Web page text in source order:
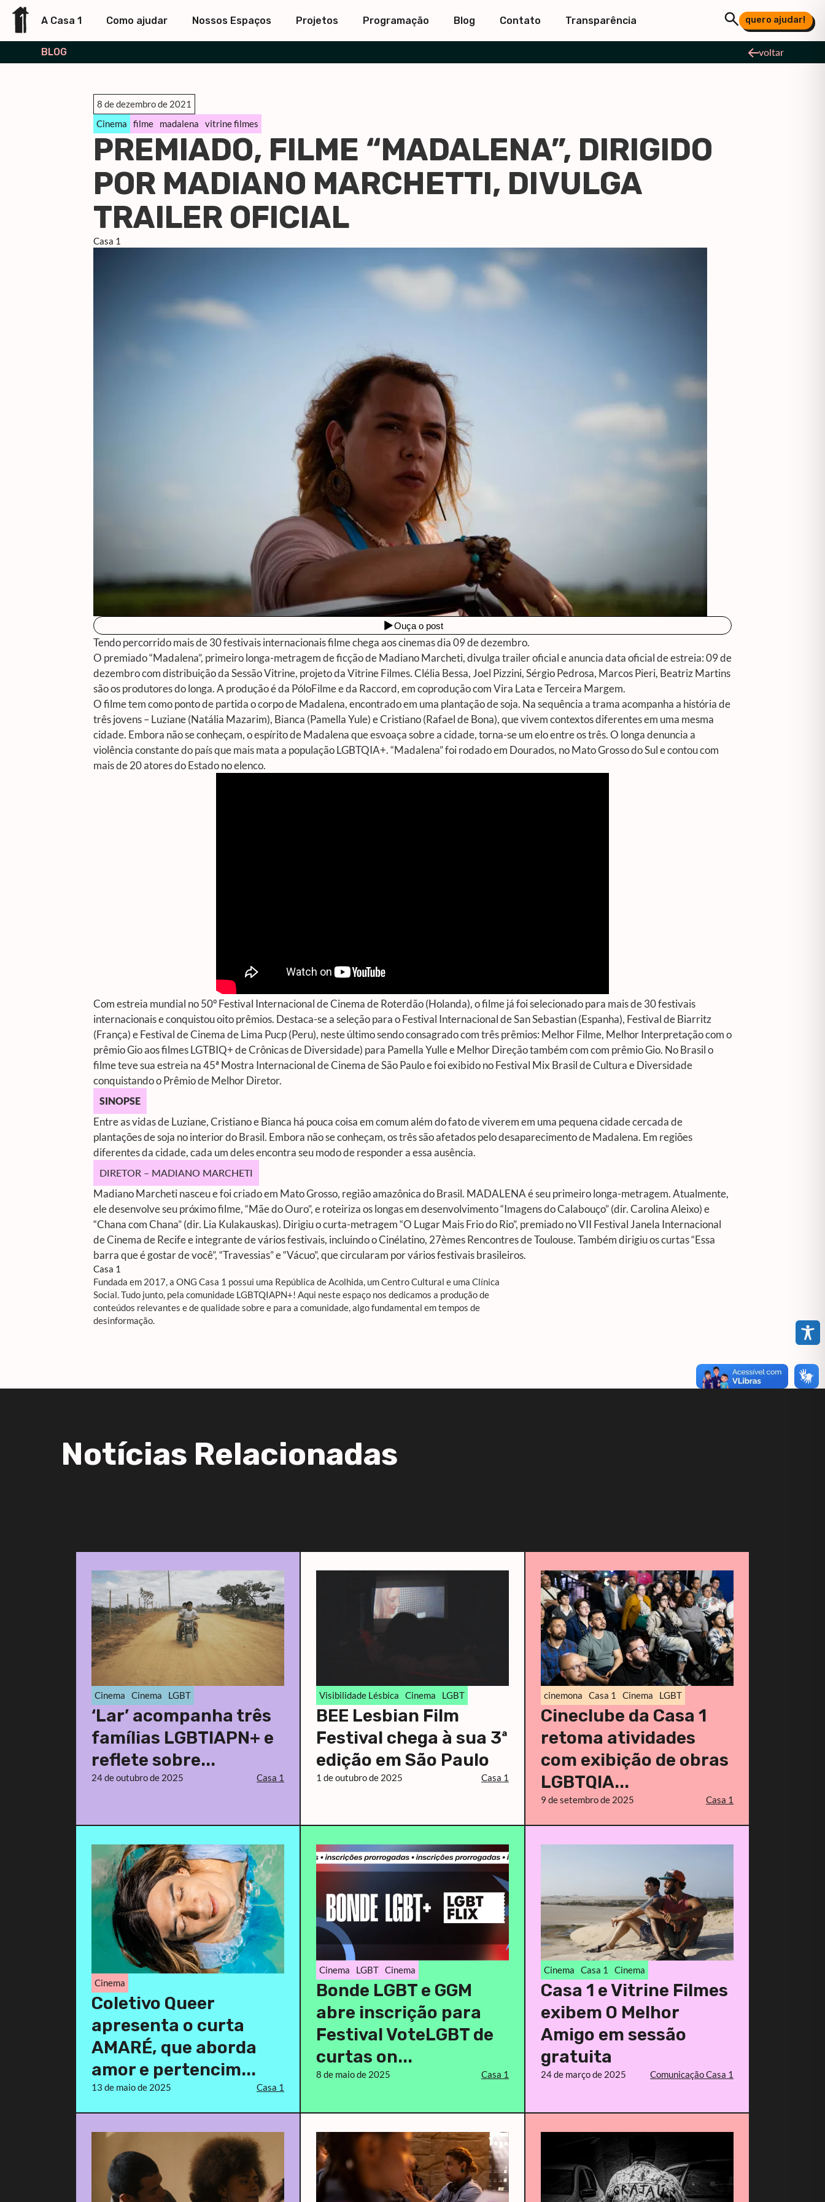
A Casa 1 Como ajudar Nossos Espaços Projetos Programação Blog Contato Transparência quero ajudar!
BLOG voltar
8 de dezembro de 2021
Cinema
filme madalena vitrine filmes
PREMIADO, FILME “MADALENA”, DIRIGIDO
POR MADIANO MARCHETTI, DIVULGA
TRAILER OFICIAL
Casa 1
Tendo percorrido mais de 30 festivais internacionais filme chega aos cinemas dia 09 de dezembro.
O premiado “Madalena”, primeiro longa-metragem de ficção de Madiano Marcheti, divulga trailer oficial e anuncia data oficial de estreia: 09 de
dezembro com distribuição da Sessão Vitrine, projeto da Vitrine Filmes. Clélia Bessa, Joel Pizzini, Sérgio Pedrosa, Marcos Pieri, Beatriz Martins
são os produtores do longa. A produção é da PóloFilme e da Raccord, em coprodução com Vira Lata e Terceira Margem.
O filme tem como ponto de partida o corpo de Madalena, encontrado em uma plantação de soja. Na sequência a trama acompanha a história de
três jovens – Luziane (Natália Mazarim), Bianca (Pamella Yule) e Cristiano (Rafael de Bona), que vivem contextos diferentes em uma mesma
cidade. Embora não se conheçam, o espírito de Madalena que esvoaça sobre a cidade, torna-se um elo entre os três. O longa denuncia a
violência constante do país que mais mata a população LGBTQIA+. “Madalena” foi rodado em Dourados, no Mato Grosso do Sul e contou com
mais de 20 atores do Estado no elenco.
Com estreia mundial no 50º Festival Internacional de Cinema de Roterdão (Holanda), o filme já foi selecionado para mais de 30 festivais
internacionais e conquistou oito prêmios. Destaca-se a seleção para o Festival Internacional de San Sebastian (Espanha), Festival de Biarritz
(França) e Festival de Cinema de Lima Pucp (Peru), neste último sendo consagrado com três prêmios: Melhor Filme, Melhor Interpretação com o
prêmio Gio aos filmes LGTBIQ+ de Crônicas de Diversidade) para Pamella Yulle e Melhor Direção também com com prêmio Gio. No Brasil o
filme teve sua estreia na 45ª Mostra Internacional de Cinema de São Paulo e foi exibido no Festival Mix Brasil de Cultura e Diversidade
conquistando o Prêmio de Melhor Diretor.
SINOPSE
Entre as vidas de Luziane, Cristiano e Bianca há pouca coisa em comum além do fato de viverem em uma pequena cidade cercada de
plantações de soja no interior do Brasil. Embora não se conheçam, os três são afetados pelo desaparecimento de Madalena. Em regiões
diferentes da cidade, cada um deles encontra seu modo de responder a essa ausência.
DIRETOR – MADIANO MARCHETI
Madiano Marcheti nasceu e foi criado em Mato Grosso, região amazônica do Brasil. MADALENA é seu primeiro longa-metragem. Atualmente,
ele desenvolve seu próximo filme, “Mãe do Ouro”, e roteiriza os longas em desenvolvimento “Imagens do Calabouço” (dir. Carolina Aleixo) e
“Chana com Chana” (dir. Lia Kulakauskas). Dirigiu o curta-metragem “O Lugar Mais Frio do Rio”, premiado no VII Festival Janela Internacional
de Cinema de Recife e integrante de vários festivais, incluindo o Cinélatino, 27èmes Rencontres de Toulouse. Também dirigiu os curtas “Essa
barra que é gostar de você”, “Travessias” e “Vácuo”, que circularam por vários festivais brasileiros.
Casa 1
Fundada em 2017, a ONG Casa 1 possui uma República de Acolhida, um Centro Cultural e uma Clínica
Social. Tudo junto, pela comunidade LGBTQIAPN+! Aqui neste espaço nos dedicamos a produção de
conteúdos relevantes e de qualidade sobre e para a comunidade, algo fundamental em tempos de
desinformação.
Notícias Relacionadas
Cinema Cinema LGBT
‘Lar’ acompanha três
famílias LGBTIAPN+ e
reflete sobre...
24 de outubro de 2025 Casa 1
Visibilidade Lésbica Cinema LGBT
BEE Lesbian Film
Festival chega à sua 3ª
edição em São Paulo
1 de outubro de 2025 Casa 1
cinemona Casa 1 Cinema LGBT
Cineclube da Casa 1
retoma atividades
com exibição de obras
LGBTQIA...
9 de setembro de 2025 Casa 1
Cinema
Coletivo Queer
apresenta o curta
AMARÉ, que aborda
amor e pertencim...
13 de maio de 2025 Casa 1
Cinema LGBT Cinema
Bonde LGBT e GGM
abre inscrição para
Festival VoteLGBT de
curtas on...
8 de maio de 2025 Casa 1
Cinema Casa 1 Cinema
Casa 1 e Vitrine Filmes
exibem O Melhor
Amigo em sessão
gratuita
24 de março de 2025 Comunicação Casa 1